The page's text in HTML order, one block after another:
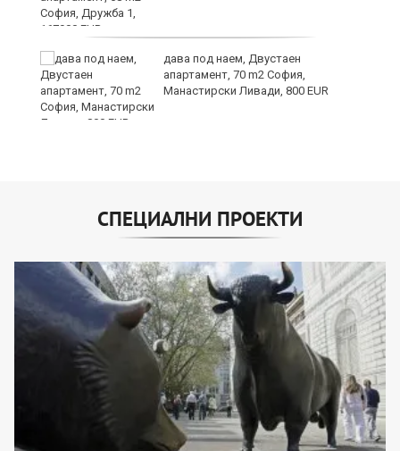
дава под наем, Двустаен
апартамент, 70 m2 София,
Манастирски Ливади, 800 EUR
СПЕЦИАЛНИ ПРОЕКТИ